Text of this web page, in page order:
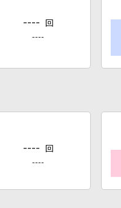
---- 回
----
---- 回
----